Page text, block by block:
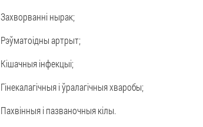
Захворванні нырак;
Рэўматоідны артрыт;
Кішачныя інфекцыі;
Гінекалагічныя і ўралагічныя хваробы;
Пахвінныя і пазваночныя кілы.